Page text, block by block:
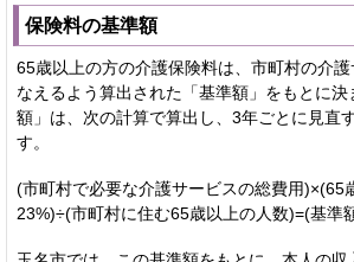
保険料の基準額
65歳以上の方の介護保険料は、市町村の介
なえるよう算出された「基準額」をもとに
額」は、次の計算で算出し、3年ごとに見直
す。
(市町村で必要な介護サービスの総費用)×(65
23%)÷(市町村に住む65歳以上の人数)=(基準